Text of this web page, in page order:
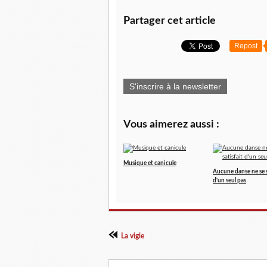
Partager cet article
Repost
S'inscrire à la newsletter
Vous aimerez aussi :
Musique et canicule
Aucune danse ne se
d'un seul pas
La vigie